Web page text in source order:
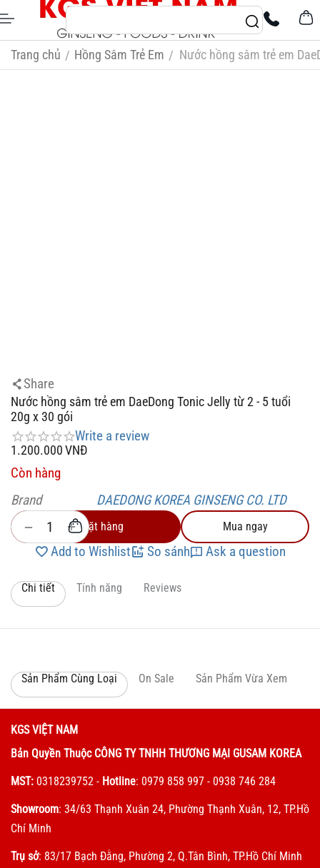
Trang chủ / Hồng Sâm Trẻ Em / Nước hồng sâm trẻ em
Share
Nước hồng sâm trẻ em DaeDong Tonic Jelly từ 2 - 5 tuổi
20g x 30 gói
Write a review
1.200.000VNĐ
Còn hàng
Brand
DAEDONG KOREA GINSENG CO. LTD
+
− Đặt hàng Mua ngay
Add to Wishlist So sánh Ask a question
Chi tiết Tính năng Reviews
Sản Phẩm Cùng Loại On Sale Sản Phẩm Vừa Xem
KGS VIỆT NAM
Bản Quyền Thuộc CÔNG TY TNHH THƯƠNG MẠI GUSAM KOREA
MST: 0318239752 - Hotline: 0979 858 997 - 0938 746 284
Showroom: 34/63 Thạnh Xuân 24, Phường Thạnh Xuân, 12, TP.Hồ
Chí Minh
Trụ sở: 83/17 Bạch Đằng, Phường 2, Q.Tân Bình, TP.Hồ Chí Minh